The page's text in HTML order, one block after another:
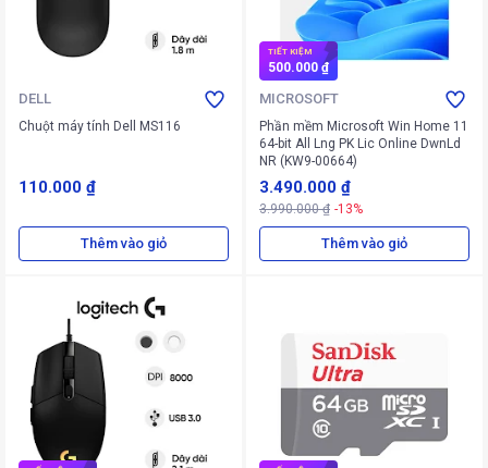
DELL
Chuột máy tính Dell MS116
110.000 ₫
Thêm vào giỏ
TIẾT KIỆM
500.000 ₫
MICROSOFT
Phần mềm Microsoft Win Home 11
64-bit All Lng PK Lic Online DwnLd
NR (KW9-00664)
3.490.000 ₫
3.990.000 ₫ -13%
Thêm vào giỏ